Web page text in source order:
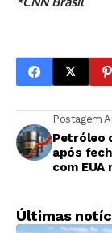
Postagem
Petróleo
após
com EUA
Últimas